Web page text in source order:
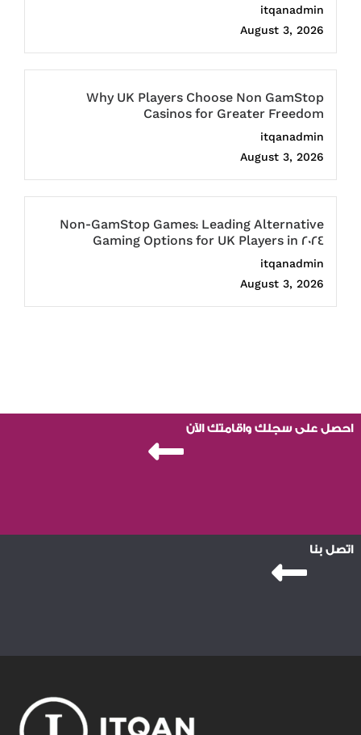
itqanadmin
August 3, 2026
Why UK Players Choose Non GamStop
Casinos for Greater Freedom
itqanadmin
August 3, 2026
Non-GamStop Games: Leading Alternative
Gaming Options for UK Players in 2024
itqanadmin
August 3, 2026
احصل على سجلك واقامتك الآن
اتصل بنا